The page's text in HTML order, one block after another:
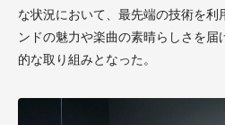
な状況において、最先端の技術を
ンドの魅力や楽曲の素晴らしさを
的な取り組みとなった。